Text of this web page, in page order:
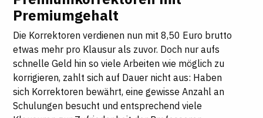
Premiumgehalt
Die Korrektoren verdienen nun mit 8,50 Euro brutto
etwas mehr pro Klausur als zuvor. Doch nur aufs
schnelle Geld hin so viele Arbeiten wie möglich zu
korrigieren, zahlt sich auf Dauer nicht aus: Haben
sich Korrektoren bewährt, eine gewisse Anzahl an
Schulungen besucht und entsprechend viele